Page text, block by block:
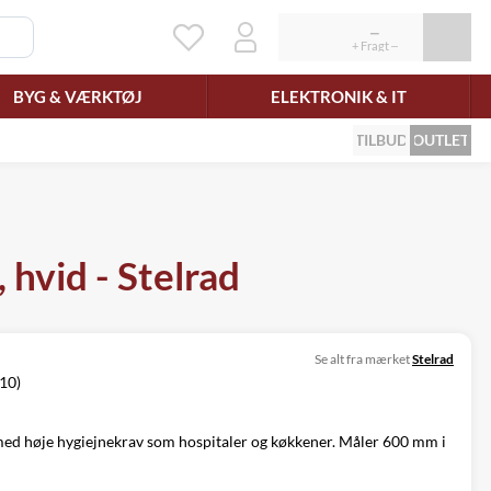
BYG & VÆRKTØJ ELEKTRONIK & IT
TILBUD OUTLET
hvid - Stelrad
Se alt fra mærketStelrad
høje hygiejnekrav som hospitaler og køkkener. Måler 600 mm i